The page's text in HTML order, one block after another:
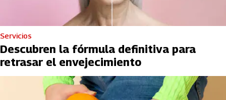
Servicios
Descubren la fórmula definitiva para
retrasar el envejecimiento